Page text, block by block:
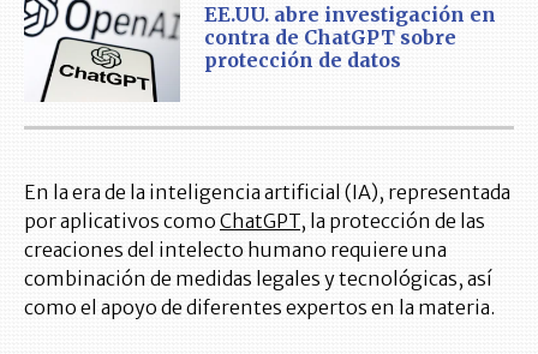
EE.UU. abre investigación en
contra de ChatGPT sobre
protección de datos
En la era de la inteligencia artificial (IA), representada
por aplicativos como ChatGPT, la protección de las
creaciones del intelecto humano requiere una
combinación de medidas legales y tecnológicas, así
como el apoyo de diferentes expertos en la materia.